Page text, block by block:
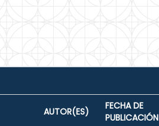
AUTOR(ES)
FECHA DE
PUBLICACIÓN